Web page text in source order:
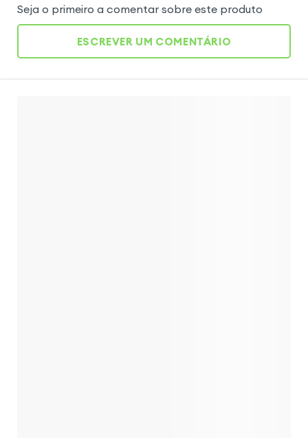
Seja o primeiro a comentar sobre este produto
ESCREVER UM COMENTÁRIO